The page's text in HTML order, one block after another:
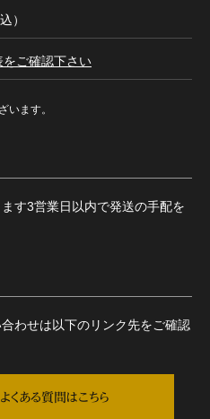
）
をご確認下さい
います。
す3営業日以内で発送の手配を
わせは以下のリンク先をご確認
くある質問はこちら